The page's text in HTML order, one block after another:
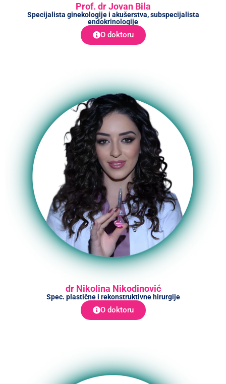
Prof. dr Jovan Bila
Specijalista ginekologije i akušerstva, subspecijalista
endokrinologije
O doktoru
dr Nikolina Nikodinović
Spec. plastične i rekonstruktivne hirurgije
O doktoru